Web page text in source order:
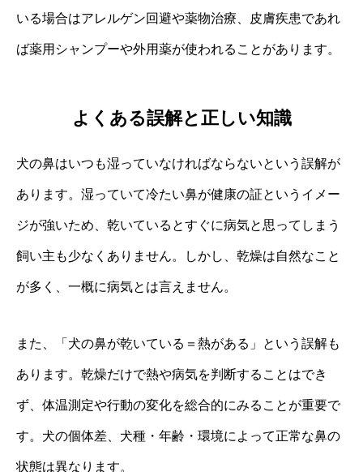
いる場合はアレルゲン回避や薬物治療、皮膚疾患であれ
ば薬用シャンプーや外用薬が使われることがあります。
よくある誤解と正しい知識
犬の鼻はいつも湿っていなければならないという誤解が
あります。湿っていて冷たい鼻が健康の証というイメー
ジが強いため、乾いているとすぐに病気と思ってしまう
飼い主も少なくありません。しかし、乾燥は自然なこと
が多く、一概に病気とは言えません。
また、「犬の鼻が乾いている＝熱がある」という誤解も
あります。乾燥だけで熱や病気を判断することはでき
ず、体温測定や行動の変化を総合的にみることが重要で
す。犬の個体差、犬種・年齢・環境によって正常な鼻の
状態は異なります。